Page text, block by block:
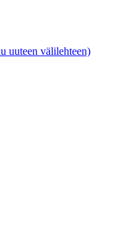
uuteen välilehteen)